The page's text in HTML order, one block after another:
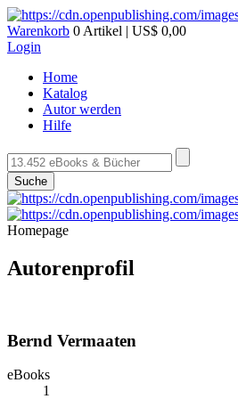
Warenkorb 0 Artikel | US$ 0,00
Login
Home
Katalog
Autor werden
Hilfe
Suche
Homepage
Autorenprofil
Bernd Vermaaten
eBooks
1